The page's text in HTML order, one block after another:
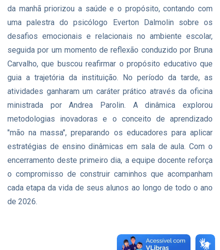
da manhã priorizou a saúde e o propósito, contando com
uma palestra do psicólogo Everton Dalmolin sobre os
desafios emocionais e relacionais no ambiente escolar,
seguida por um momento de reflexão conduzido por Bruna
Carvalho, que buscou reafirmar o propósito educativo que
guia a trajetória da instituição. No período da tarde, as
atividades ganharam um caráter prático através da oficina
ministrada por Andrea Parolin. A dinâmica explorou
metodologias inovadoras e o conceito de aprendizado
"mão na massa", preparando os educadores para aplicar
estratégias de ensino dinâmicas em sala de aula. Com o
encerramento deste primeiro dia, a equipe docente reforça
o compromisso de construir caminhos que acompanham
cada etapa da vida de seus alunos ao longo de todo o ano
de 2026.